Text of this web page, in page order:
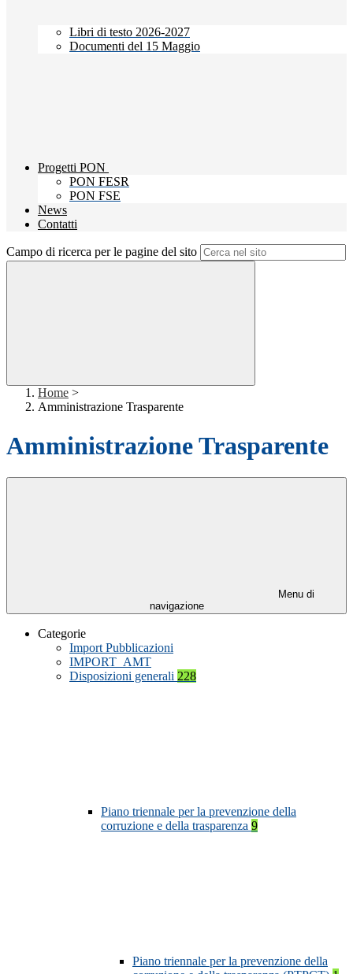
Libri di testo 2026-2027
Documenti del 15 Maggio
Progetti PON
PON FESR
PON FSE
News
Contatti
Campo di ricerca per le pagine del sito
Home >
Amministrazione Trasparente
Amministrazione Trasparente
Menu di
navigazione
Categorie
Import Pubblicazioni
IMPORT_AMT
Disposizioni generali 228
Piano triennale per la prevenzione della
corruzione e della trasparenza 9
Piano triennale per la prevenzione della